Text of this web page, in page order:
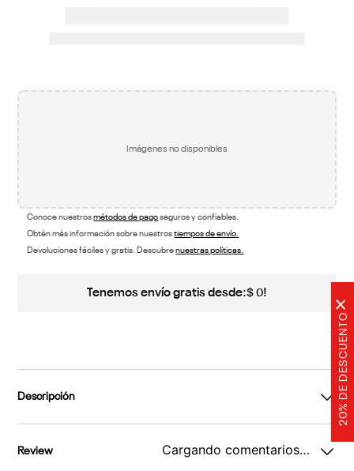
20% DE DESCUENTO
×
Imágenes no disponibles
Conoce nuestrosmétodos de pagoseguros y confiables.
Obtén más información sobre nuestrostiempos de envío.
Devoluciones fáciles y gratis. Descubrenuestras políticas.
Tenemos envío gratis desde:$ 0!
Descripción
Review Cargando comentarios…